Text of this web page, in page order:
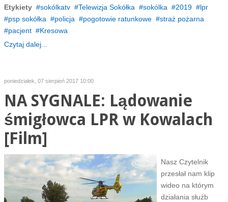
Etykiety
sokólkatv Telewizja Sokółka sokólka 2019
lpr
psp sokółka
policja pogotowie ratunkowe
straż pożarna
pacjent
Kresowa
Czytaj dalej...
poniedziałek, 07 sierpień 2017 10:00
NA SYGNALE: Lądowanie
śmigłowca LPR w Kowalach
[Film]
Nasz Czytelnik
przesłał nam klip
wideo na którym
działania służb